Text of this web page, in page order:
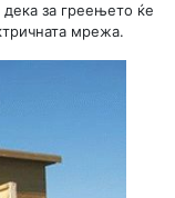
за греењето ќе
мрежа.